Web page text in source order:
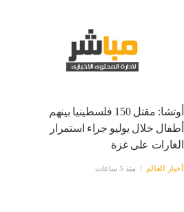
أوتشا: مقتل 150 فلسطينيا بينهم
أطفال خلال يوليو جراء استمرار
الغارات على غزة
أخبار العالم منذ 5 ساعات